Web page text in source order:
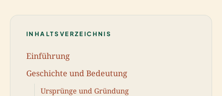
INHALTSVERZEICHNIS
Einführung
Geschichte und Bedeutung
Ursprünge und Gründung